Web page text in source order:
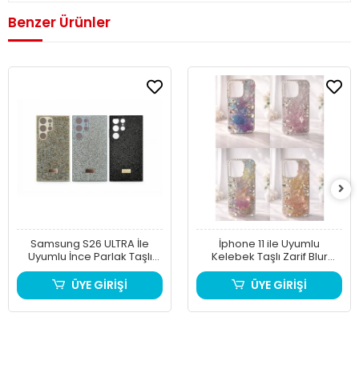
Benzer Ürünler
Samsung S26 ULTRA İle
Uyumlu İnce Parlak Taşlı
Premium Sw Telefon Kılıfı
ÜYE GİRİŞİ
İphone 11 ile Uyumlu
Kelebek Taşlı Zarif Blur
Case
ÜYE GİRİŞİ